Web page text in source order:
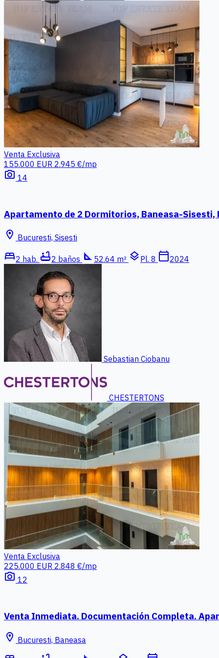
Venta Exclusiva
155.000 EUR 2.945 €/mp
photo_camera 14
Apartamento de 2 Dormitorios, Baneasa-Sisesti,
location_on Bucuresti, Sisesti
bed2 hab. bathtub2 baños square_foot 52.64 m² layers Pl. 8 calendar_today2024
Sebastian Ciobanu
CHESTERTONS
Venta Exclusiva
225.000 EUR 2.848 €/mp
photo_camera 12
Venta Inmediata. Documentación Completa.
location_on Bucuresti, Baneasa